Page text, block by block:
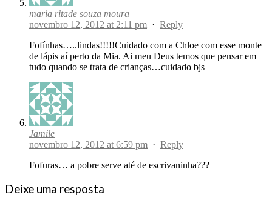
maria ritade souza moura
novembro 12, 2012 at 2:11 pm · Reply
Fofínhas…..lindas!!!!!Cuidado com a Chloe com esse monte
de lápis aí perto da Mia. Ai meu Deus temos que pensar em
tudo quando se trata de crianças…cuidado bjs
Jamile
novembro 12, 2012 at 6:59 pm · Reply
Fofuras… a pobre serve até de escrivaninha???
Deixe uma resposta